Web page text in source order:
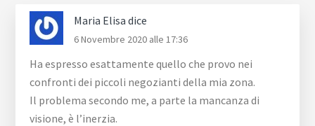
lettore
Maria Elisa dice
6 Novembre 2020 alle 17:36
Ha espresso esattamente quello che provo nei
confronti dei piccoli negozianti della mia zona.
Il problema secondo me, a parte la mancanza di
visione, è l’inerzia.